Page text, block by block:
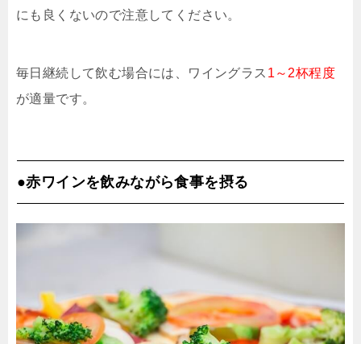
にも良くないので注意してください。
毎日継続して飲む場合には、ワイングラス 1～2杯程度
が適量です。
●赤ワインを飲みながら食事を摂る